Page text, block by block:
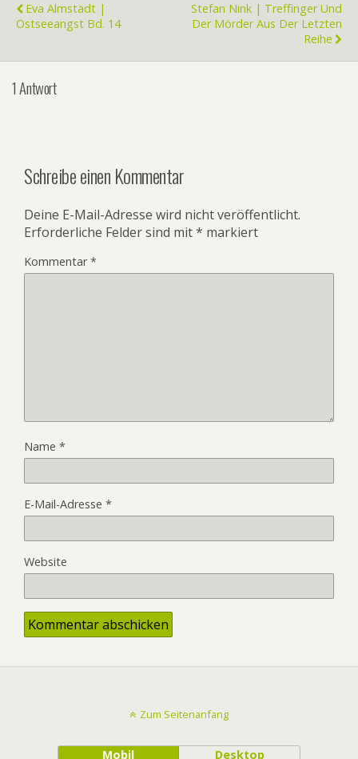
Eva Almstädt |
Ostseeangst Bd. 14
Stefan Nink | Treffinger Und
Der Mörder Aus Der Letzten
Reihe
1 Antwort
Schreibe einen Kommentar
Deine E-Mail-Adresse wird nicht veröffentlicht.
Erforderliche Felder sind mit* markiert
Kommentar*
Name *
E-Mail-Adresse *
Website
Zum Seitenanfang
Mobil Desktop